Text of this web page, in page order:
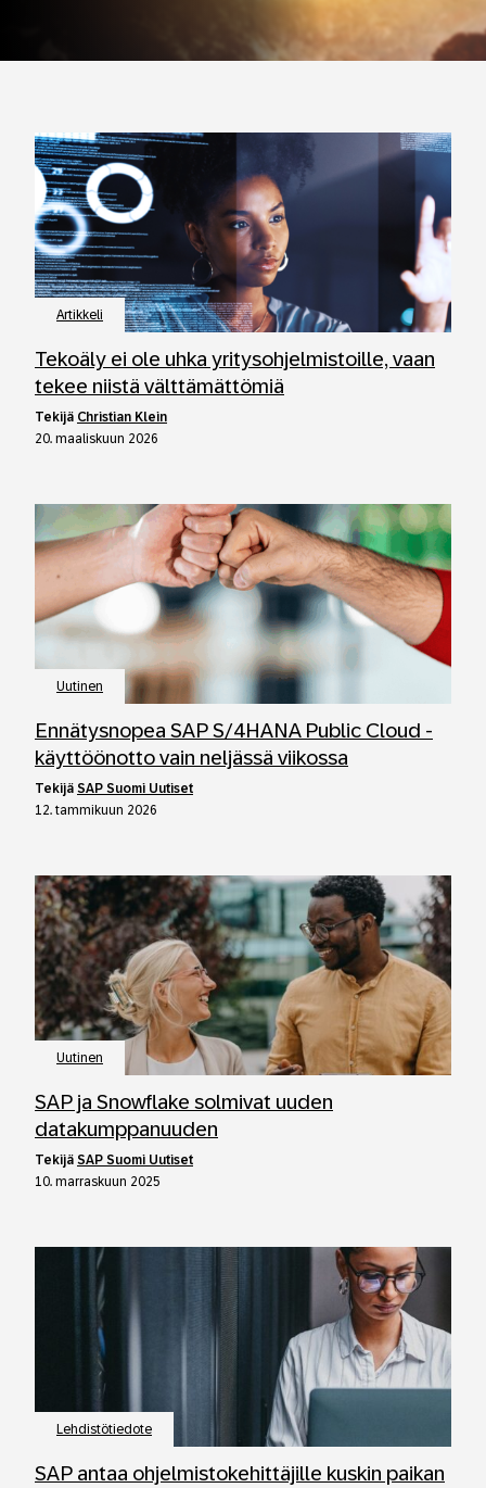
Artikkeli
Tekoäly ei ole uhka yritysohjelmistoille, vaan
tekee niistä välttämättömiä
tekijä Christian Klein
20. maaliskuun 2026
Uutinen
Ennätysnopea SAP S/4HANA Public Cloud -
käyttöönotto vain neljässä viikossa
tekijä SAP Suomi Uutiset
12. tammikuun 2026
Uutinen
SAP ja Snowflake solmivat uuden
datakumppanuuden
tekijä SAP Suomi Uutiset
10. marraskuun 2025
Lehdistötiedote
SAP antaa ohjelmistokehittäjille kuskin paikan